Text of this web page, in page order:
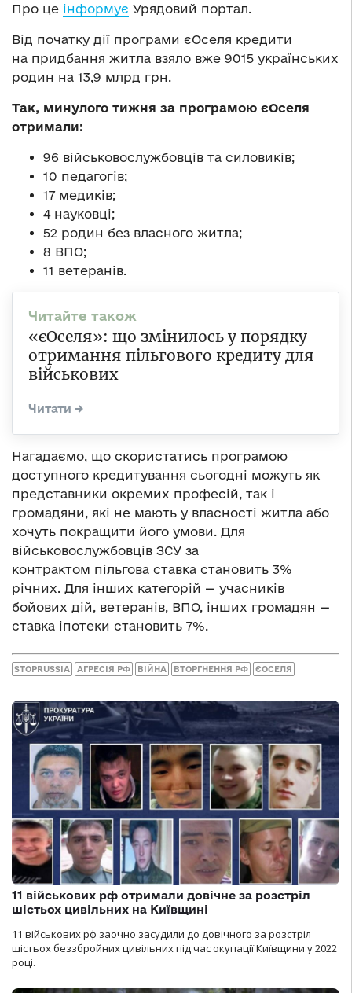
Про це інформує Урядовий портал.
Від початку дії програми єОселя кредити
на придбання житла взяло вже 9015 українських
родин на 13,9 млрд грн.
Так, минулого тижня за програмою єОселя
отримали:
96 військовослужбовців та силовиків;
10 педагогів;
17 медиків;
4 науковці;
52 родин без власного житла;
8 ВПО;
11 ветеранів.
«єОселя»: що змінилось у порядку
отримання пільгового кредиту для
військових
Нагадаємо, що скористатись програмою
доступного кредитування сьогодні можуть як
представники окремих професій, так і
громадяни, які не мають у власності житла або
хочуть покращити його умови. Для
військовослужбовців ЗСУ за
контрактом пільгова ставка становить 3%
річних. Для інших категорій — учасників
бойових дій, ветеранів, ВПО, інших громадян —
ставка іпотеки становить 7%.
STOPRUSSIA АГРЕСІЯ РФ ВІЙНА ВТОРГНЕННЯ РФ ЄОСЕЛЯ
11 військових рф отримали довічне за розстріл
шістьох цивільних на Київщині
11 військових рф заочно засудили до довічного за розстріл
шістьох беззбройних цивільних під час окупації Київщини у 2022
році.